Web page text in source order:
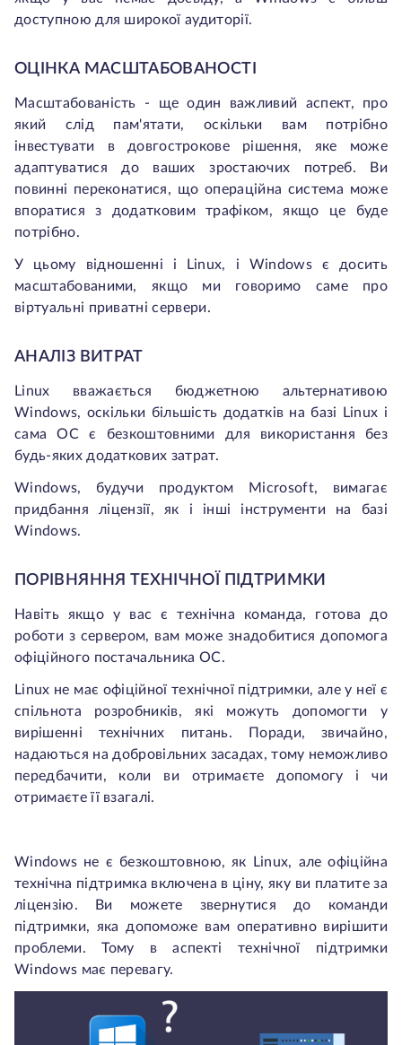
доступною для широкої аудиторії.
ОЦІНКА МАСШТАБОВАНОСТІ
Масштабованість - ще один важливий аспект, про
який слід пам'ятати, оскільки вам потрібно
інвестувати в довгострокове рішення, яке може
адаптуватися до ваших зростаючих потреб. Ви
повинні переконатися, що операційна система може
впоратися з додатковим трафіком, якщо це буде
потрібно.
У цьому відношенні і Linux, і Windows є досить
масштабованими, якщо ми говоримо саме про
віртуальні приватні сервери.
АНАЛІЗ ВИТРАТ
Linux вважається бюджетною альтернативою
Windows, оскільки більшість додатків на базі Linux і
сама ОС є безкоштовними для використання без
будь-яких додаткових затрат.
Windows, будучи продуктом Microsoft, вимагає
придбання ліцензії, як і інші інструменти на базі
Windows.
ПОРІВНЯННЯ ТЕХНІЧНОЇ ПІДТРИМКИ
Навіть якщо у вас є технічна команда, готова до
роботи з сервером, вам може знадобитися допомога
офіційного постачальника ОС.
Linux не має офіційної технічної підтримки, але у неї є
спільнота розробників, які можуть допомогти у
вирішенні технічних питань. Поради, звичайно,
надаються на добровільних засадах, тому неможливо
передбачити, коли ви отримаєте допомогу і чи
отримаєте її взагалі.
Windows не є безкоштовною, як Linux, але офіційна
технічна підтримка включена в ціну, яку ви платите за
ліцензію. Ви можете звернутися до команди
підтримки, яка допоможе вам оперативно вирішити
проблеми. Тому в аспекті технічної підтримки
Windows має перевагу.